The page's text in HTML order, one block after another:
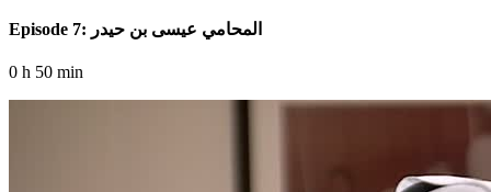
Episode 7: المحامي عيسى بن حيدر
0 h 50 min